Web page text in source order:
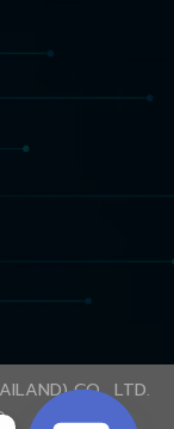
CO., LTD.